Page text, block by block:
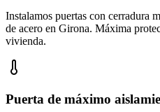
Instalamos puertas con cerradura
de acero en Girona. Máxima
vivienda.
Puerta de máximo